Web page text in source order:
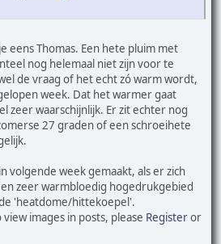
eens Thomas. Een hete pluim met
nog helemaal niet zijn voor te
de vraag of het echt zó warm wordt,
week. Dat het warmer gaat
zeer waarschijnlijk. Er zit echter nog
27 graden of een schroeihete
volgende week gemaakt, als er zich
zeer warmbloedig hogedrukgebied
'heatdome/hittekoepel'.
images in posts, please Registeror